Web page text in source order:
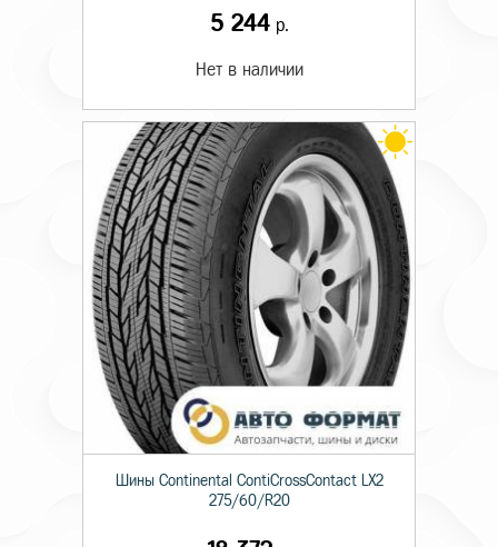
5 244р.
Нет в наличии
Шины Continental ContiCrossContact LX2
275/60/R20